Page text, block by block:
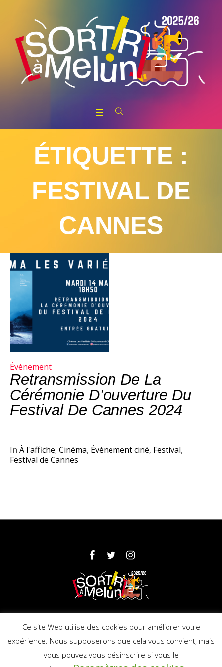
ÉTIQUETTE :
FESTIVAL DE
CANNES
Évènement
Retransmission De La
Cérémonie D’ouverture Du
Festival De Cannes 2024
In À l'affiche, Cinéma, Évènement ciné, Festival,
Festival de Cannes
Partenaires Mentions légales
© 2025 Ville de Melun - Licence : PLATESV-
Ce site Web utilise des cookies pour améliorer votre
expérience. Nous supposerons que cela vous convient, mais
vous pouvez vous désinscrire si vous le